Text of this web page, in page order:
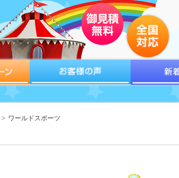
> ワールドスポーツ